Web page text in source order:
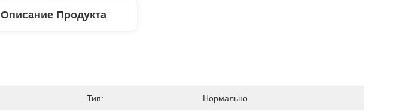
Описание Продукта
Тип: Нормально